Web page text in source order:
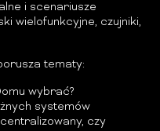
i scenariusze
wielofunkcyjne, czujniki,
tematy:
wybrać?
systemów
czy